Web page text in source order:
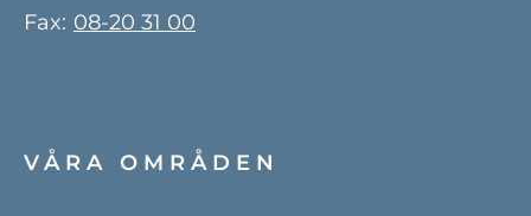
Fax: 08-20 31 00
VÅRA OMRÅDEN